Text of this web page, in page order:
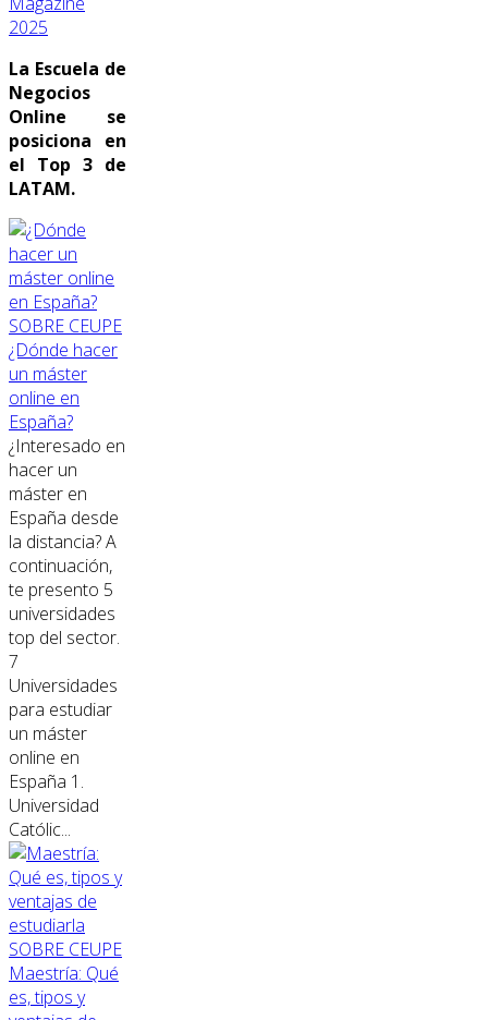
2025
La Escuela de
Negocios
Online se
posiciona en
el Top 3 de
LATAM.
SOBRE CEUPE
¿Dónde hacer
un máster
online en
España?
¿Interesado en
hacer un
máster en
España desde
la distancia? A
continuación,
te presento 5
universidades
top del sector.
7
Universidades
para estudiar
un máster
online en
España 1.
Universidad
Católic...
SOBRE CEUPE
Maestría: Qué
es, tipos y